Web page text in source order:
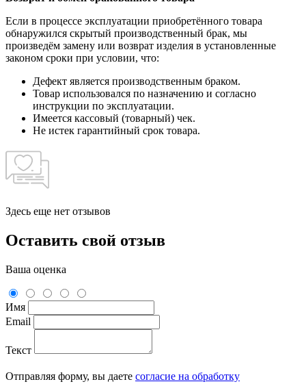
Если в процессе эксплуатации приобретённого товара
обнаружился скрытый производственный брак, мы
произведём замену или возврат изделия в установленные
законом сроки при условии, что:
Дефект является производственным браком.
Товар использовался по назначению и согласно
инструкции по эксплуатации.
Имеется кассовый (товарный) чек.
Не истек гарантийный срок товара.
Здесь еще нет отзывов
Оставить свой отзыв
Ваша оценка
Имя
Email
Текст
Отправляя форму, вы даете согласие на обработку